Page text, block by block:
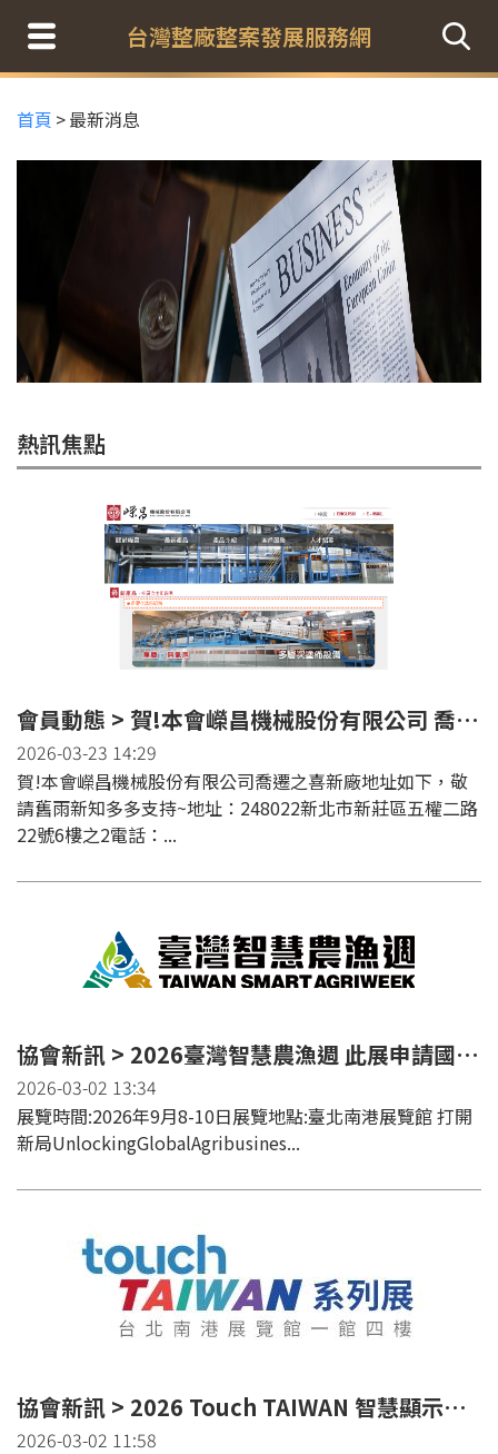
台灣整廠整案發展服務網
首頁 >最新消息
熱訊焦點
會員動態 > 賀!本會嶸昌機械股份有限公司 喬遷之喜
2026-03-23 14:29
賀!本會嶸昌機械股份有限公司喬遷之喜新廠地址如下，敬
請舊雨新知多多支持~地址：248022新北市新莊區五權二路
22號6樓之2電話：...
協會新訊 > 2026臺灣智慧農漁週 此展申請國貿署補助
2026-03-02 13:34
展覽時間:2026年9月8-10日展覽地點:臺北南港展覽館 打開
新局UnlockingGlobalAgribusines...
協會新訊 > 2026 Touch TAIWAN 智慧顯示展 此展申請國貿署補助
2026-03-02 11:58